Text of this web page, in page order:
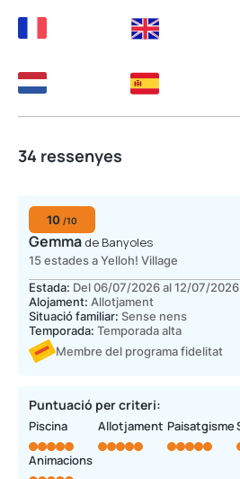
34 ressenyes
10 /10
Gemma de Banyoles
15 estades a Yelloh! Village
Estada: Del 06/07/2026 al 12/07/2026
Alojament: Allotjament
Situació familiar: Sense nens
Temporada: Temporada alta
Membre del programa fidelitat
Puntuació per criteri:
Piscina Allotjament Paisatgisme
Animacions